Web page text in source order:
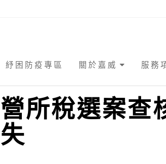
紓困防疫專區 關於嘉威 服務
營所稅選案查
失